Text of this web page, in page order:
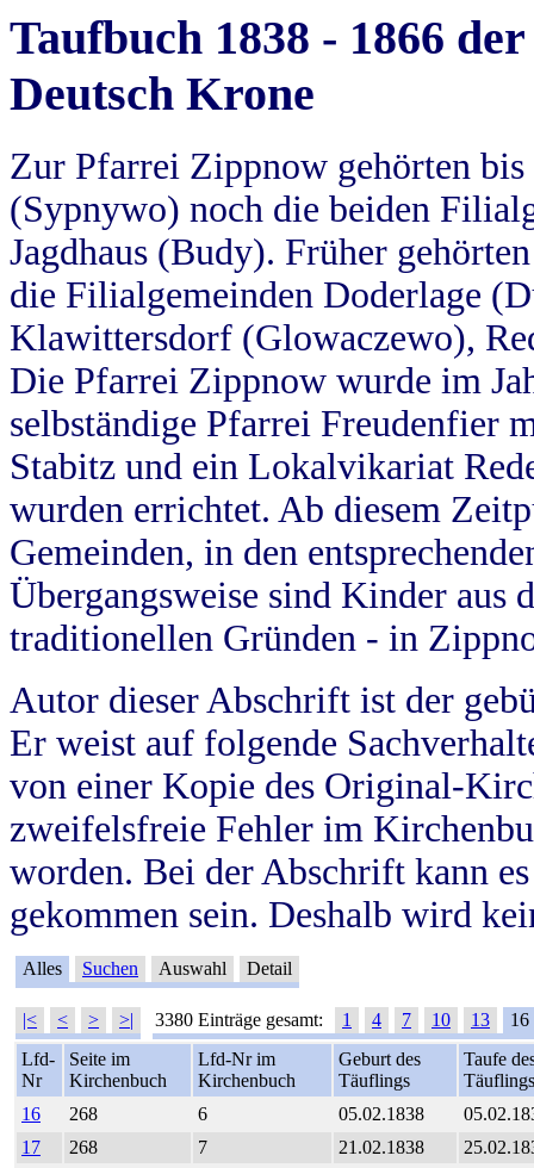
Taufbuch 1838 - 1866
Deutsch Krone
Zur Pfarrei Zippnow gehörten
(Sypnywo) noch die beiden
Jagdhaus (Budy). Früher
die Filialgemeinden Doderlage
Klawittersdorf (Glowaczewo),
Die Pfarrei Zippnow wurde im
selbständige Pfarrei Freudenfier
Stabitz und ein Lokalvikariat
wurden errichtet. Ab diesem
Gemeinden, in den
Übergangsweise sind Kinder aus
traditionellen Gründen - in
Autor dieser Abschrift ist der
Er weist auf folgende
von einer Kopie des Original-
zweifelsfreie Fehler im
worden. Bei der Abschrift kann
gekommen sein. Deshalb wird
Alles Suchen Auswahl Detail
|< < > >| 3380 Einträge gesamt: 1 4 7 10 13
16
Lfd-
Nr
Seite im
Kirchenbuch
Lfd-Nr im
Kirchenbuch
Geburt des
Täuflings
Taufe
Täuflings
16
268 6 05.02.1838
17
268 7 21.02.1838